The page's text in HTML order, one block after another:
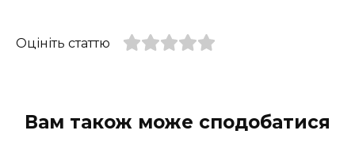
Оцініть статтю
Вам також може сподобатися